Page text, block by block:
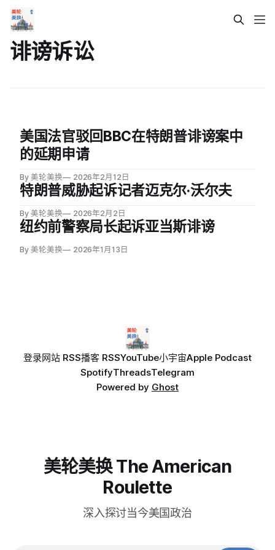
诽谤诉讼
美国法官驳回BBC在特朗普诽谤案中
的延期申请
By 美轮美换 2026年2月12日
特朗普威胁起诉记者迈克尔·沃尔夫
By 美轮美换 2026年2月2日
纽约前警察局长起诉亚当斯诽谤
By 美轮美换 2026年1月13日
登录网站 RSS播客 RSSYouTube小宇宙Apple Podcast
SpotifyThreadsTelegram
Powered by Ghost
美轮美换 The American
Roulette
深入探讨当今美国政治